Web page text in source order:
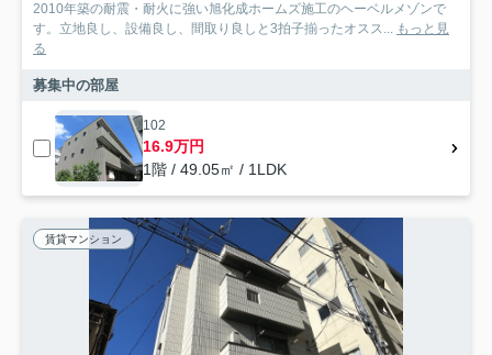
2010年築の耐震・耐火に強い旭化成ホームズ施工のヘーベルメゾンで
す。立地良し、設備良し、間取り良しと3拍子揃ったオスス... もっと見
る
募集中の部屋
102
16.9万円
1階 / 49.05㎡ / 1LDK
賃貸マンション